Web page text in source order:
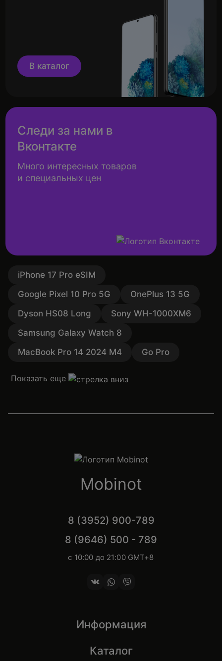
В каталог
Следи за нами в
Вконтакте
Много интересных товаров
и специальных цен
iPhone 17 Pro eSIM
Google Pixel 10 Pro 5G
OnePlus 13 5G
Dyson HS08 Long
Sony WH-1000XM6
Samsung Galaxy Watch 8
MacBook Pro 14 2024 M4
Go Pro
Показать еще
Mobinot
8 (3952) 900-789
8 (9646) 500 - 789
с 10:00 до 21:00 GMT+8
Информация
Каталог